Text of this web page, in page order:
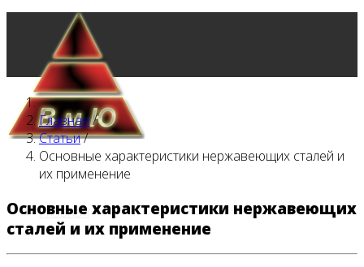
Главная
Главная/
Статьи/
Основные характеристики нержавеющих сталей и
их применение
Основные характеристики нержавеющих
сталей и их применение